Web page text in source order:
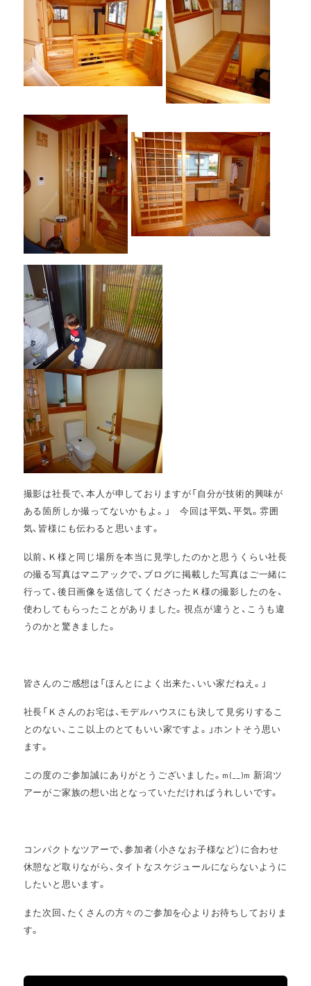
撮影は社長で、本人が申しておりますが「自分が技術的興味が
ある箇所しか撮ってないかもよ。」 今回は平気、平気。雰囲
気、皆様にも伝わると思います。
以前、Ｋ様と同じ場所を本当に見学したのかと思うくらい社長
の撮る写真はマニアックで、ブログに掲載した写真はご一緒に
行って、後日画像を送信してくださったＫ様の撮影したのを、
使わしてもらったことがありました。視点が違うと、こうも違
うのかと驚きました。
皆さんのご感想は「ほんとによく出来た、いい家だねえ。」
社長「Ｋさんのお宅は、モデルハウスにも決して見劣りするこ
とのない、ここ以上のとてもいい家ですよ。」ホントそう思い
ます。
この度のご参加誠にありがとうございました。 m(__)m 新潟ツ
アーがご家族の想い出となっていただければうれしいです。
コンパクトなツアーで、参加者（小さなお子様など）に合わせ
休憩など取りながら、タイトなスケジュールにならないように
したいと思います。
また次回、たくさんの方々のご参加を心よりお待ちしておりま
す。